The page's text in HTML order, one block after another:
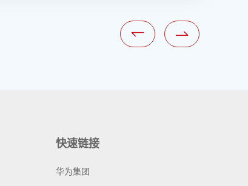
快速链接
华为集团